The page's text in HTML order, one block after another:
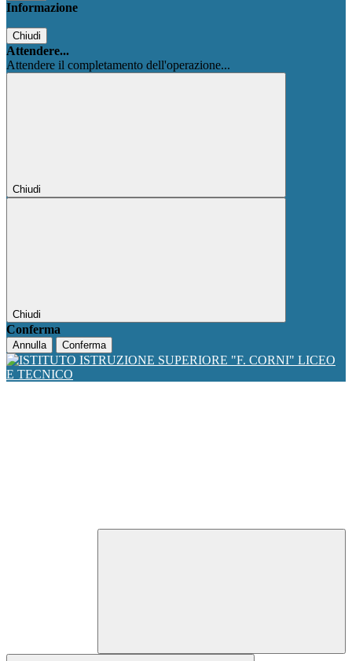
Informazione
Chiudi
Attendere...
Attendere il completamento dell'operazione...
Chiudi
Chiudi
Conferma
Annulla Conferma